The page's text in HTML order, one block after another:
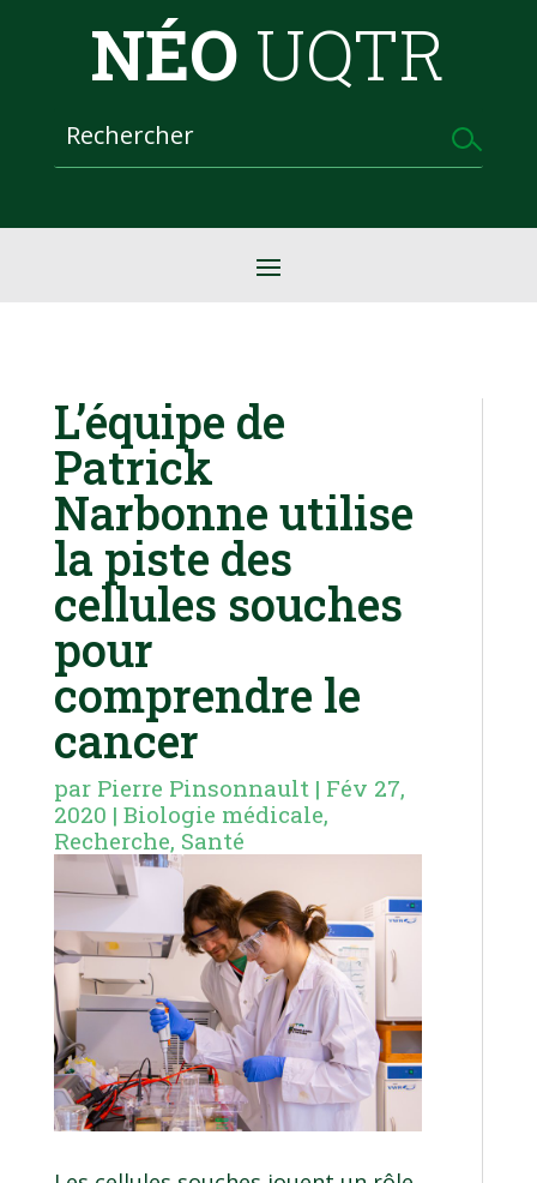
NÉO UQTR
L’équipe de
Patrick
Narbonne utilise
la piste des
cellules souches
pour
comprendre le
cancer
par Pierre Pinsonnault| Fév 27,
2020 | Biologie médicale,
Recherche, Santé